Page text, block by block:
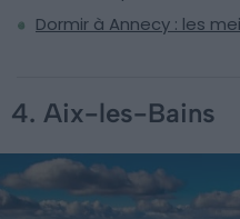
Dormir à Annecy : les
4. Aix-les-Bains